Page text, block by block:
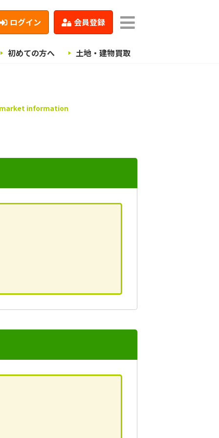
ログイン 会員登録
初めての方へ 土地・建物買取
information